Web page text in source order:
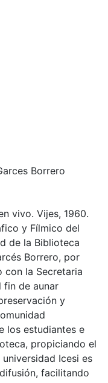
Borrero
vivo. Vijes, 1960.
y Fílmico del
de la Biblioteca
Borrero, por
con la Secretaria
fin de aunar
y
los estudiantes e
propiciando el
Icesi es
facilitando